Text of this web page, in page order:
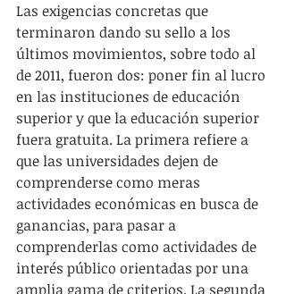
Las exigencias concretas que
terminaron dando su sello a los
últimos movimientos, sobre todo al
de 2011, fueron dos: poner fin al lucro
en las instituciones de educación
superior y que la educación superior
fuera gratuita. La primera refiere a
que las universidades dejen de
comprenderse como meras
actividades económicas en busca de
ganancias, para pasar a
comprenderlas como actividades de
interés público orientadas por una
amplia gama de criterios. La segunda